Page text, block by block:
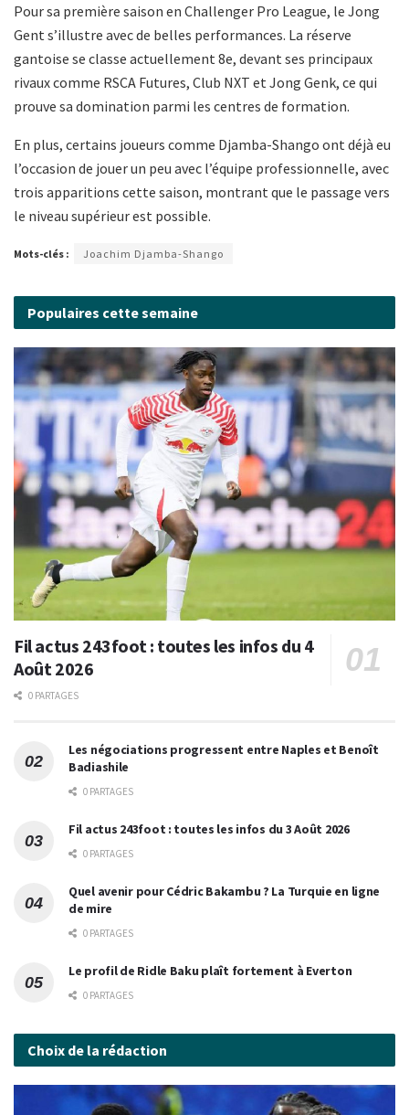
Pour sa première saison en Challenger Pro League, le Jong
Gent s’illustre avec de belles performances. La réserve
gantoise se classe actuellement 8e, devant ses principaux
rivaux comme RSCA Futures, Club NXT et Jong Genk, ce qui
prouve sa domination parmi les centres de formation.
En plus, certains joueurs comme Djamba-Shango ont déjà eu
l’occasion de jouer un peu avec l’équipe professionnelle, avec
trois apparitions cette saison, montrant que le passage vers
le niveau supérieur est possible.
Mots-clés : Joachim Djamba-Shango
Populaires cette semaine
Fil actus 243foot : toutes les infos du 4
Août 2026
0 PARTAGES
Les négociations progressent entre Naples et Benoît
Badiashile
0 PARTAGES
Fil actus 243foot : toutes les infos du 3 Août 2026
0 PARTAGES
Quel avenir pour Cédric Bakambu ? La Turquie en ligne
de mire
0 PARTAGES
Le profil de Ridle Baku plaît fortement à Everton
0 PARTAGES
Choix de la rédaction